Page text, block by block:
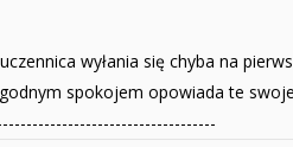
wyłania się chyba na
spokojem opowiada te